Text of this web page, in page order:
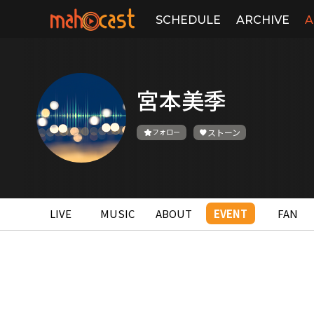
SCHEDULE ARCHIVE
宮本美季
フォロー ストーン
LIVE MUSIC ABOUT EVENT FAN